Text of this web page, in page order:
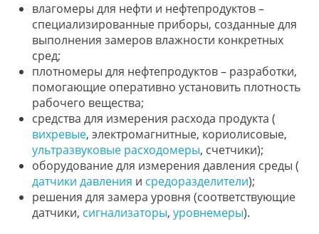
влагомеры для нефти и нефтепродуктов –
специализированные приборы, созданные для
выполнения замеров влажности конкретных
сред;
плотномеры для нефтепродуктов – разработки,
помогающие оперативно установить плотность
рабочего вещества;
средства для измерения расхода продукта (
вихревые, электромагнитные, кориолисовые,
ультразвуковые расходомеры, счетчики);
оборудование для измерения давления среды (
датчики давления и средоразделители);
решения для замера уровня (соответствующие
датчики, сигнализаторы, уровнемеры).